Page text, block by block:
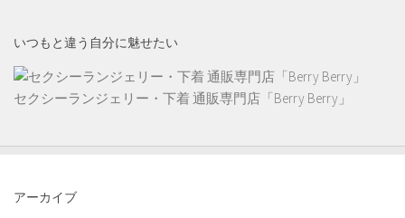
いつもと違う自分に魅せたい
セクシーランジェリー・下着 通販専門店「Berry Berry」
アーカイブ